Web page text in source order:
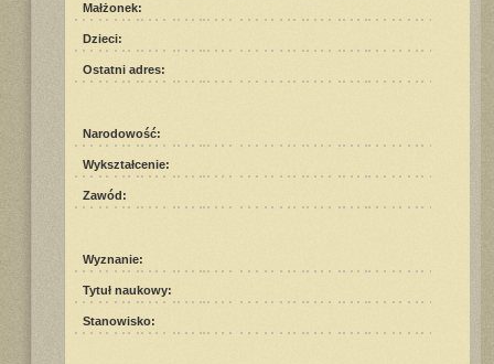
Małżonek:
Dzieci:
Ostatni adres:
Narodowość:
Wykształcenie:
Zawód:
Wyznanie:
Tytuł naukowy:
Stanowisko: